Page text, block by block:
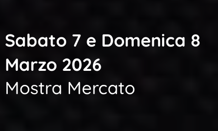
Sabato 7 e Domenica 8
Marzo 2026
Mostra Mercato